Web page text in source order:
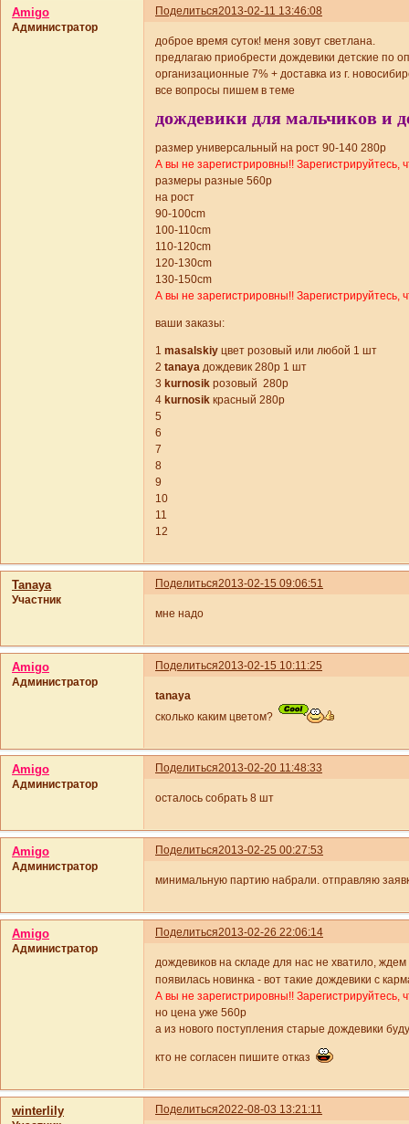
Поделиться2013-02-11 13:46:08
Amigo
Администратор
доброе время суток! меня зовут светлана.
предлагаю приобрести дождевики детские по
организационные 7% + доставка из г.
все вопросы пишем в теме
дождевики для мальчиков и
размер универсальный на рост 90-140 280р
А вы не зарегистрировны!! Зарегистрируйтесь,
размеры разные 560р
на рост
90-100cm
100-110cm
110-120cm
120-130cm
130-150cm
А вы не зарегистрировны!! Зарегистрируйтесь,
ваши заказы:
1 masalskiy цвет розовый или любой 1 шт
2 tanaya дождевик 280р 1 шт
3 kurnosik розовый 280р
4 kurnosik красный 280р
5
6
7
8
9
10
11
12
Поделиться2013-02-15 09:06:51
Tanaya
Участник
мне надо
Поделиться2013-02-15 10:11:25
Amigo
Администратор
tanaya
сколько каким цветом?
Поделиться2013-02-20 11:48:33
Amigo
Администратор
осталось собрать 8 шт
Поделиться2013-02-25 00:27:53
Amigo
Администратор
минимальную партию набрали. отправляю
Поделиться2013-02-26 22:06:14
Amigo
Администратор
дождевиков на складе для нас не хватило,
появилась новинка - вот такие дождевики с
А вы не зарегистрировны!! Зарегистрируйтесь,
но цена уже 560р
а из нового поступления старые дождевики
кто не согласен пишите отказ
Поделиться2022-08-03 13:21:11
winterlily